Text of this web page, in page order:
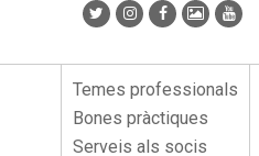
Menu
lateral
Temes professionals
Bones pràctiques
Serveis als socis